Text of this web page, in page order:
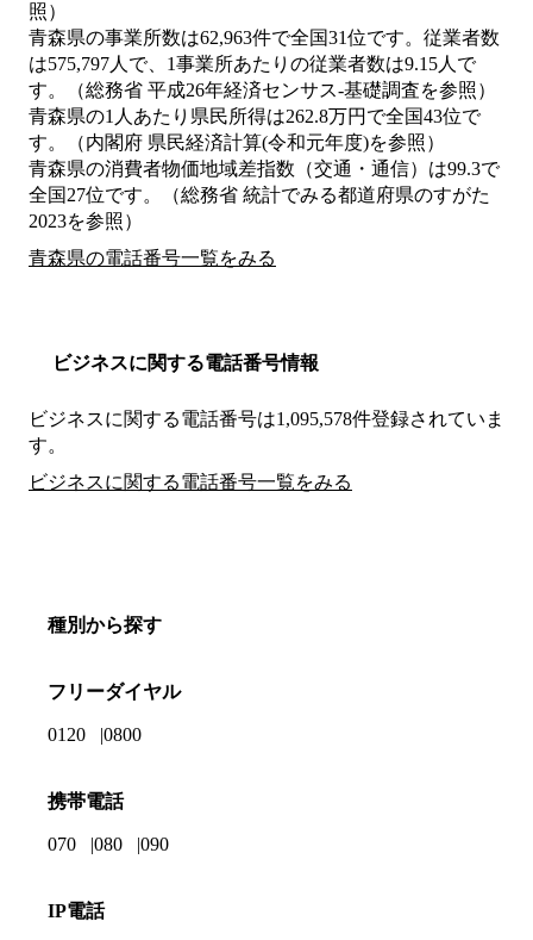
照）
青森県の事業所数は62,963件で全国31位です。従業者数
は575,797人で、1事業所あたりの従業者数は9.15人で
す。（総務省 平成26年経済センサス‐基礎調査を参照）
青森県の1人あたり県民所得は262.8万円で全国43位で
す。（内閣府 県民経済計算(令和元年度)を参照）
青森県の消費者物価地域差指数（交通・通信）は99.3で
全国27位です。（総務省 統計でみる都道府県のすがた
2023を参照）
青森県の電話番号一覧をみる
ビジネスに関する電話番号情報
ビジネスに関する電話番号は1,095,578件登録されていま
す。
ビジネスに関する電話番号一覧をみる
種別から探す
フリーダイヤル
0120 0800
携帯電話
070 080 090
IP電話